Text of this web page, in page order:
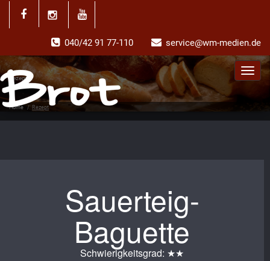
040/42 91 77-110 service@wm-medien.de
Rezept
Home / Rezept
Sauerteig-
Baguette
Schwierigkeitsgrad: ★★